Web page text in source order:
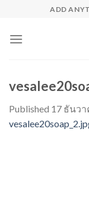
content
ADD
Published 17 ธันว